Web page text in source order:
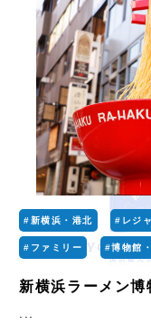
#新横浜・港北 #レジ
#ファミリー #博物館
新横浜ラーメン博